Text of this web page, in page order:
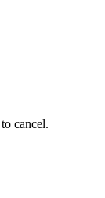
to cancel.